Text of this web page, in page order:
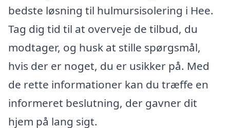
bedste løsning til hulmursisolering i Hee.
Tag dig tid til at overveje de tilbud, du
modtager, og husk at stille spørgsmål,
hvis der er noget, du er usikker på. Med
de rette informationer kan du træffe en
informeret beslutning, der gavner dit
hjem på lang sigt.